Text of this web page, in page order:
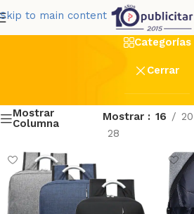
Skip to main content maleta
Categorías
Cerrar
Mostrar
Columna
Mostrar 16 20
28